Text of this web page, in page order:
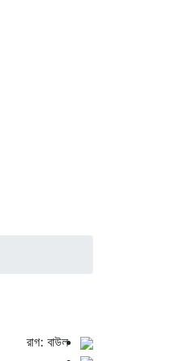
রাগ: বাউল